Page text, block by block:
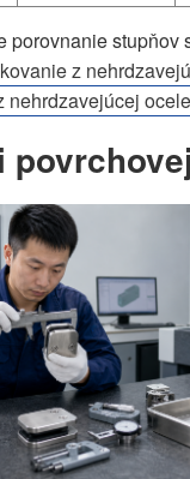
porovnanie stupňov
z
nehrdzavejúcej